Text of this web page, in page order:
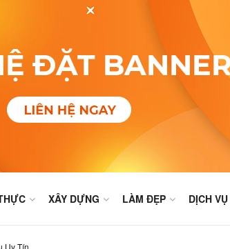
XÂY DỰNG LÀM ĐẸP DỊCH
Uy Tín